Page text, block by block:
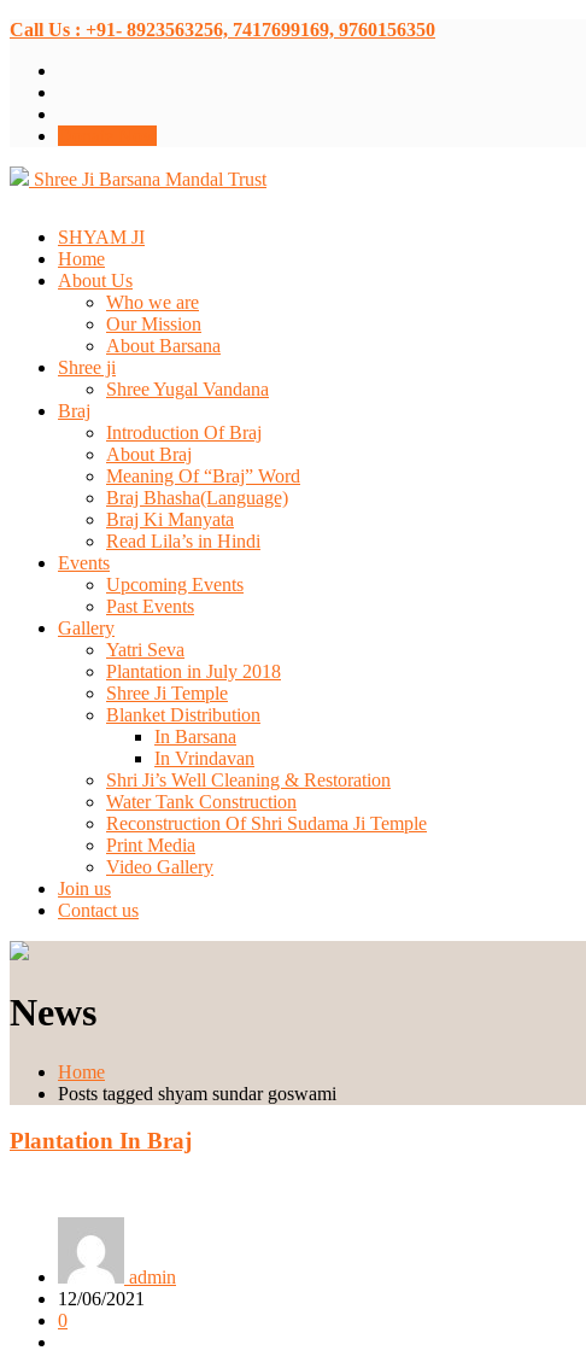
Call Us : +91- 8923563256, 7417699169, 9760156350
Shree Ji Barsana Mandal Trust
SHYAM JI
Home
About Us
Who we are
Our Mission
About Barsana
Shree ji
Shree Yugal Vandana
Braj
Introduction Of Braj
About Braj
Meaning Of “Braj” Word
Braj Bhasha(Language)
Braj Ki Manyata
Read Lila’s in Hindi
Events
Upcoming Events
Past Events
Gallery
Yatri Seva
Plantation in July 2018
Shree Ji Temple
Blanket Distribution
In Barsana
In Vrindavan
Shri Ji’s Well Cleaning & Restoration
Water Tank Construction
Reconstruction Of Shri Sudama Ji Temple
Print Media
Video Gallery
Join us
Contact us
News
Home
Posts tagged shyam sundar goswami
Plantation In Braj
admin
12/06/2021
0